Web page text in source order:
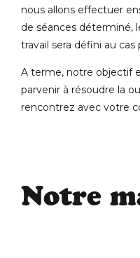
nous allons effectuer
de séances déterminé,
travail sera défini au cas
A terme, notre objectif
parvenir à résoudre la
rencontrez avec votre
Notre